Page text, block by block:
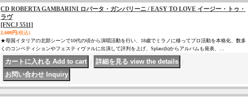
CD ROBERTA GAMBARINI ロバータ・ガンバリーニ / EASY TO LOVE イージー・トゥ・
ラヴ
[FNCJ 5511]
2,600円(税込)
★母国イタリアの北部シーンで10代の頃から演唱活動を行い、18歳でミラノに移ってプロ活動を本格化、数多
くのコンペティションやフェスティヴァルに出演して評判を上げ、Splasc(h)からアルバムも発表、…